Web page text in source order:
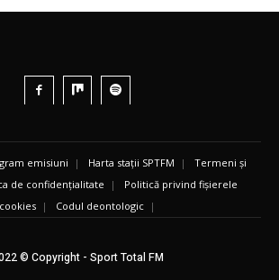
emisiuni | Harta stații SPTFM | Termeni și
de confidențialitate | Politică privind fișierele
cookies | Codul deontologic |
© Copyright - Sport Total FM